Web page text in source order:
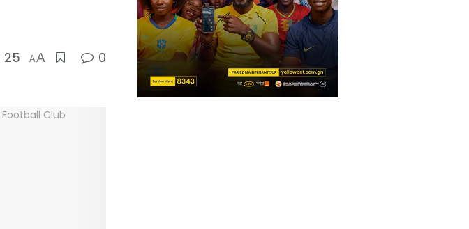
25 AA 0